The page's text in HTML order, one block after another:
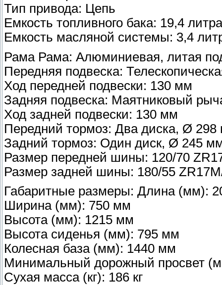
Тип привода: Цепь
Емкость топливного бака: 19,4 литра
Емкость масляной системы: 3,4
Рама Рама: Алюминиевая, литая
Передняя подвеска:
Ход передней подвески: 130 мм
Задняя подвеска: Маятниковый
Ход задней подвески: 130 мм
Передний тормоз: Два диска, Ø
Задний тормоз: Один диск, Ø 245
Размер передней шины: 120/70
Размер задней шины: 180/55
Габаритные размеры: Длина (мм):
Ширина (мм): 750 мм
Высота (мм): 1215 мм
Высота сиденья (мм): 795 мм
Колесная база (мм): 1440 мм
Минимальный дорожный просвет
Сухая масса (кг): 186 кг